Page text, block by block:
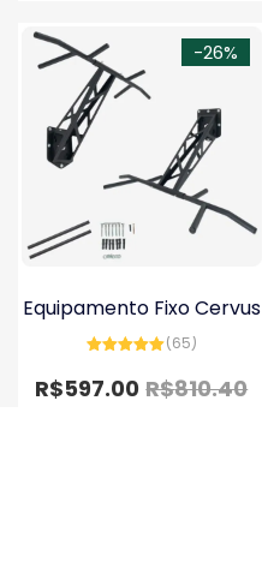
-26%
Equipamento Fixo Cervus
4.98de 5
(65)
R$810.40
R$597.00